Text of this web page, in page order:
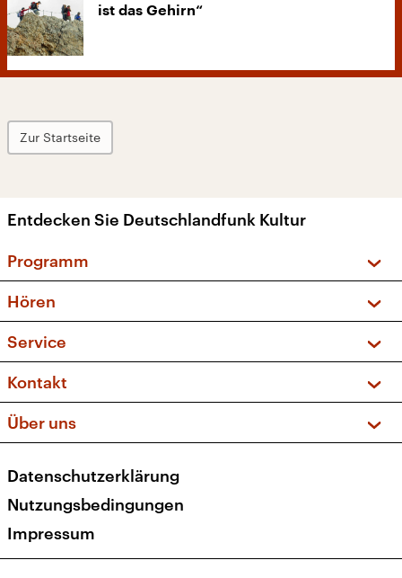
ist das Gehirn“
Zur Startseite
Entdecken Sie Deutschlandfunk Kultur
Programm
Sendungen und Podcasts
Musikliste
Kakadu – Das Kinderprogramm
Hören
Frequenzen (UKW + DAB+)
Service
FAQ
Apps
Newsletter
Veranstaltungen
Kontakt
Social Media
Über uns
Presse
Karriere
Transparenz
Datenschutzerklärung
Nutzungsbedingungen
Impressum